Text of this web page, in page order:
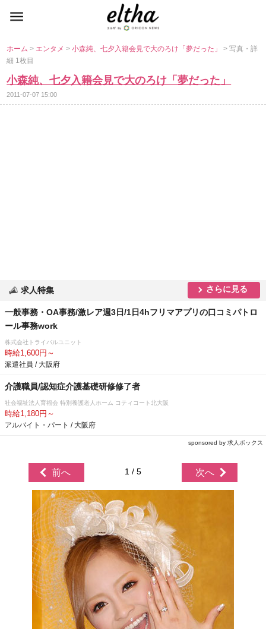
ホーム> エンタメ>小森純、七夕入籍会見で大のろけ「夢だった」> 写真・詳
細 1枚目
小森純、七夕入籍会見で大のろけ「夢だった」
2011-07-07 15:00
求人特集 さらに見る
一般事務・OA事務/激レア週3日/1日4hフリマアプリの口コミパトロ
ール事務work
株式会社トライバルユニット
時給1,600円～
派遣社員 / 大阪府
介護職員/認知症介護基礎研修修了者
社会福祉法人育福会 特別養護老人ホーム コティコート北大阪
時給1,180円～
アルバイト・パート / 大阪府
sponsored by 求人ボックス
前へ 1 / 5 次へ